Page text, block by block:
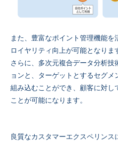
また、豊富なポイント管理機能
ロイヤリティ向上が可能となりま
さらに、多次元複合データ分析
ョンと、ターゲットとするセグ
組み込むことができ、顧客に対し
ことが可能になります。
良質なカスタマーエクスペリン